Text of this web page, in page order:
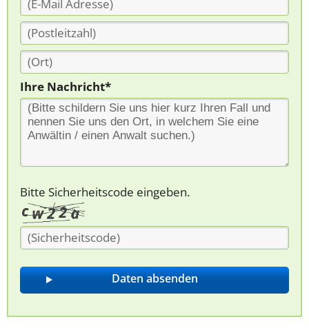
Ihre Nachricht*
Bitte Sicherheitscode eingeben.